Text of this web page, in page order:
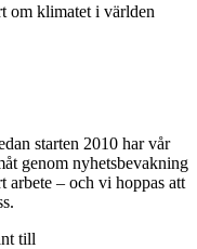
om klimatet i världen
starten 2010 har vår
genom nyhetsbevakning
– och vi hoppas att
till